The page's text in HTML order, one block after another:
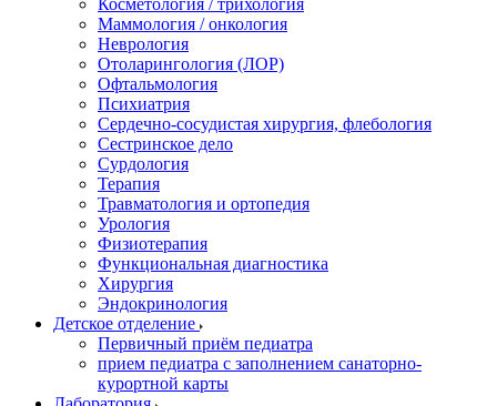
Косметология / трихология
Маммология / онкология
Неврология
Отоларингология (ЛОР)
Офтальмология
Психиатрия
Сердечно-сосудистая хирургия, флебология
Сестринское дело
Сурдология
Терапия
Травматология и ортопедия
Урология
Физиотерапия
Функциональная диагностика
Хирургия
Эндокринология
Детское отделение
Первичный приём педиатра
прием педиатра с заполнением санаторно-
курортной карты